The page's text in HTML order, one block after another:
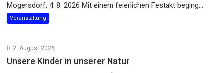
Mogersdorf, 4. 8. 2026 Mit einem feierlichen Festakt beging...
Veranstaltung
2. August 2026
Unsere Kinder in unserer Natur